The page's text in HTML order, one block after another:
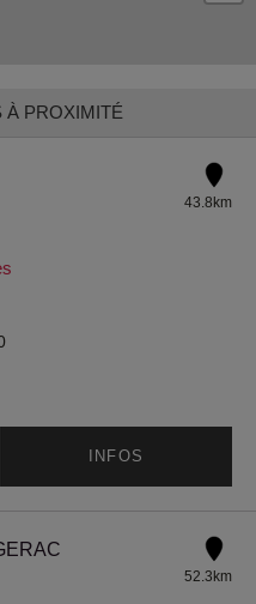
À PROXIMITÉ
43.8km
INFOS
52.3km